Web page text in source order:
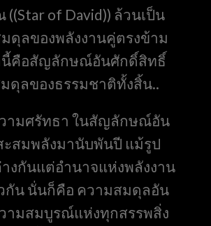
of David)) ล้วนเป็น
ดุลของพลังงานคู่ตรงข้าม
นี้คือสัญลักษณ์อันศักดิ์สิทธิ์
ดุลของธรรมชาติทั้งสิ้น..
ามศรัทธา ในสัญลักษณ์อัน
สมพลังมานับพันปี แม้รูป
กันแต่อำนาจแห่งพลังงาน
กัน นั่นก็คือ ความสมดุลอัน
ามสมบูรณ์แห่งทุกสรรพสิ่ง